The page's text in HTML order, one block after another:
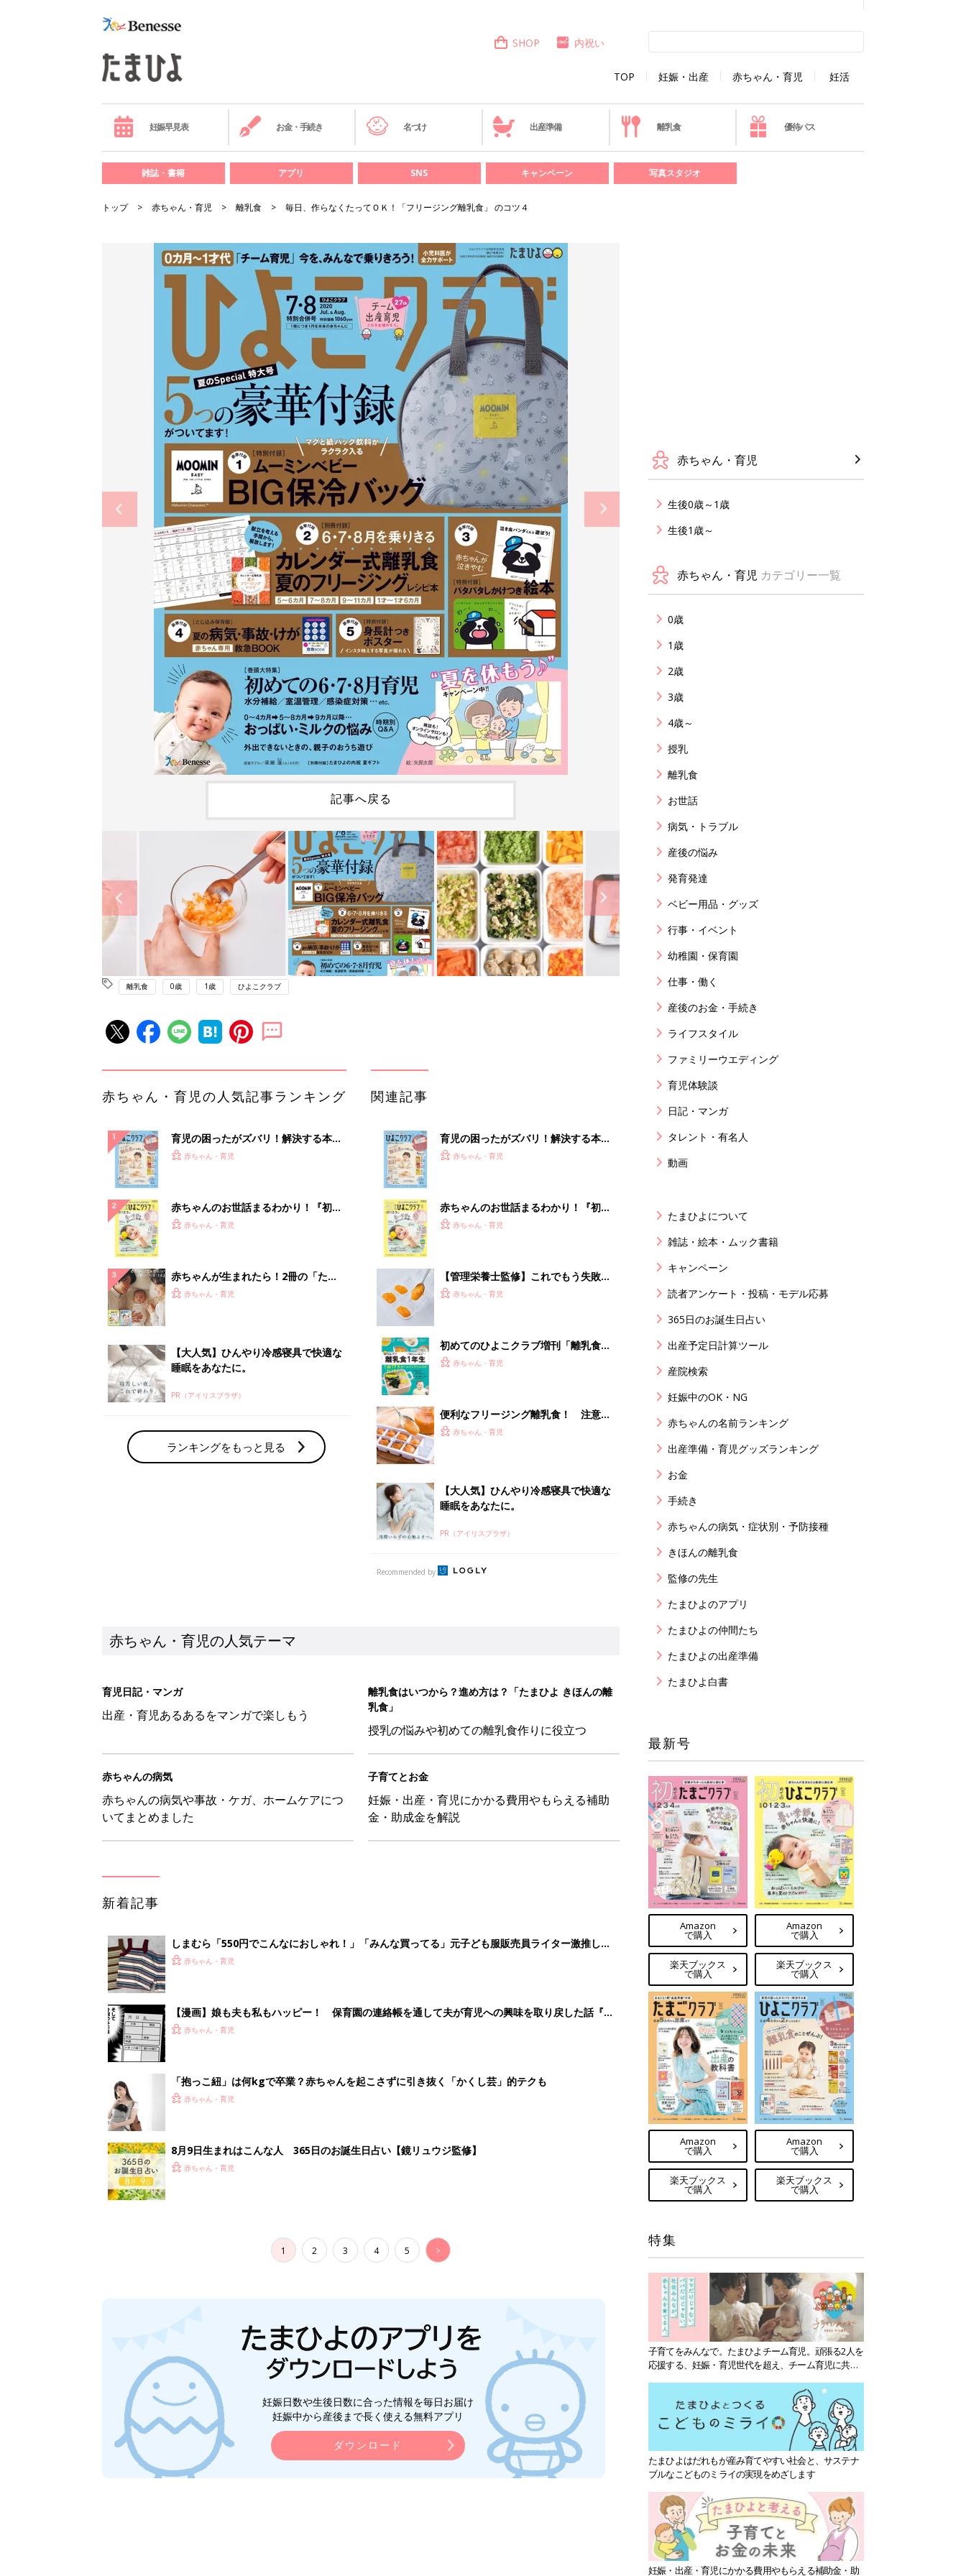
TOP 妊娠・出産 赤ちゃん・育児 妊活
SHOP 内祝い
妊娠早見表 お金・手続き 名づけ 出産準備 離乳食 優待パス
雑誌・書籍 アプリ SNS キャンペーン 写真スタジオ
トップ 赤ちゃん・育児 離乳食 毎日、作らなくたってＯＫ！「フリージング離乳食」 のコツ４
記事へ戻る
離乳食 0歳 1歳 ひよこクラブ
赤ちゃん・育児の人気記事ランキング
育児の困ったがズバリ！解決する本
『ひよこクラブ 秋号』 4カ月～2才
赤ちゃん・育児
赤ちゃんのお世話まるわかり！『初め
てのひよこクラブ 夏号』〈巻頭大特
赤ちゃん・育児
赤ちゃんが生まれたら！2冊の「たま
ひよ」
赤ちゃん・育児
【大人気】ひんやり冷感寝具で快適な
睡眠をあなたに。
PR（アイリスプラザ）
ランキングをもっと見る
関連記事
育児の困ったがズバリ！解決する本
『ひよこクラブ 秋号』 4カ月～2才
赤ちゃん・育児
赤ちゃんのお世話まるわかり！『初め
てのひよこクラブ 夏号』〈巻頭大特
赤ちゃん・育児
【管理栄養士監修】これでもう失敗し
ない！“フリージング離乳食” の基礎知
赤ちゃん・育児
初めてのひよこクラブ増刊「離乳食1
年生 1皿作るだけ！オールインワン​レ
赤ちゃん・育児
便利なフリージング離乳食！ 注意が
必要な食材は？【管理栄養士監修】
赤ちゃん・育児
【大人気】ひんやり冷感寝具で快適な
睡眠をあなたに。
PR（アイリスプラザ）
Recommended by
赤ちゃん・育児の人気テーマ
育児日記・マンガ
出産・育児あるあるをマンガで楽しもう
離乳食はいつから？進め方は？「たまひよ きほんの離
乳食」
授乳の悩みや初めての離乳食作りに役立つ
赤ちゃんの病気
赤ちゃんの病気や事故・ケガ、ホームケアにつ
いてまとめました
子育てとお金
妊娠・出産・育児にかかる費用やもらえる補助
金・助成金を解説
新着記事
しまむら「550円でこんなにおしゃれ！」「みんな買ってる」元子ども服販売員ライター激推し★
夏のバズりトップス4選
赤ちゃん・育児
【漫画】娘も夫も私もハッピー！ 保育園の連絡帳を通して夫が育児への興味を取り戻した話『ふ
うふう子育て ＃92』
赤ちゃん・育児
「抱っこ紐」は何kgで卒業？赤ちゃんを起こさずに引き抜く「かくし芸」的テクも
赤ちゃん・育児
8月9日生まれはこんな人 365日のお誕生日占い【鏡リュウジ監修】
赤ちゃん・育児
1 2 3 4 5 >
妊娠日数や生後日数に合った情報を毎日お届け
妊娠中から産後まで長く使える無料アプリ
ダウンロード
赤ちゃん・育児
生後0歳～1歳
生後1歳～
赤ちゃん・育児 カテゴリー一覧
0歳
1歳
2歳
3歳
4歳～
授乳
離乳食
お世話
病気・トラブル
産後の悩み
発育発達
ベビー用品・グッズ
行事・イベント
幼稚園・保育園
仕事・働く
産後のお金・手続き
ライフスタイル
ファミリーウエディング
育児体験談
日記・マンガ
タレント・有名人
動画
たまひよについて
雑誌・絵本・ムック書籍
キャンペーン
読者アンケート・投稿・モデル応募
365日のお誕生日占い
出産予定日計算ツール
産院検索
妊娠中のOK・NG
赤ちゃんの名前ランキング
出産準備・育児グッズランキング
お金
手続き
赤ちゃんの病気・症状別・予防接種
きほんの離乳食
監修の先生
たまひよのアプリ
たまひよの仲間たち
たまひよの出産準備
たまひよ白書
最新号
Amazon
で購入
楽天ブックス
で購入
Amazon
で購入
楽天ブックス
で購入
Amazon
で購入
楽天ブックス
で購入
Amazon
で購入
楽天ブックス
で購入
特集
子育てをみんなで。たまひよチーム育児。頑張る2人を
応援する、妊娠・育児世代を超え、チーム育児に共感
たまひよはだれもが産み育てやすい社会と、サステナ
ブルなこどものミライの実現をめざします
妊娠・出産・育児にかかる費用やもらえる補助金・助